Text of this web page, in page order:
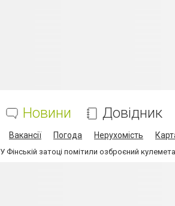
Новини Довідник
Вакансії Погода Нерухомість
У Фінській затоці помітили озброєний